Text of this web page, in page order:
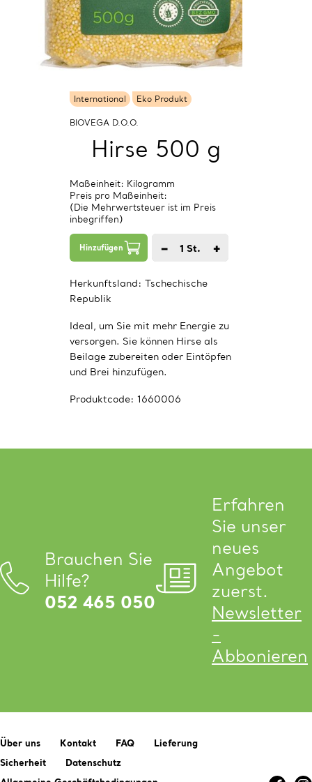
International Eko Produkt
BIOVEGA D.O.O.
Hirse 500 g
Maßeinheit: Kilogramm
Preis pro Maßeinheit:
(Die Mehrwertsteuer ist im Preis
inbegriffen)
Hinzufügen − 1 St. +
Herkunftsland: Tschechische
Republik
Ideal, um Sie mit mehr Energie zu
versorgen. Sie können Hirse als
Beilage zubereiten oder Eintöpfen
und Brei hinzufügen.
Produktcode: 1660006
Brauchen Sie
Hilfe?
052 465 050
Erfahren
Sie unser
neues
Angebot
zuerst.
Newsletter
-
Abbonieren
Über uns Kontakt FAQ
Lieferung
Sicherheit
Datenschutz